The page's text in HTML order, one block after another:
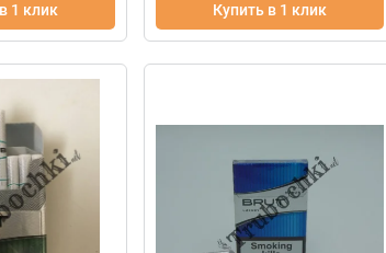
1 клик Купить в 1 клик